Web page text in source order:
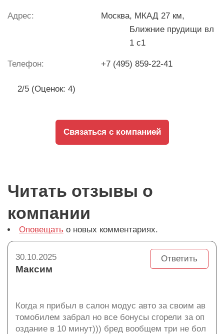
Адрес: Москва, МКАД 27 км,
Ближние прудищи вл
1 с1
Телефон: +7 (495) 859-22-41
2/5 (Оценок: 4)
Связаться с компанией
Читать отзывы о
компании
Оповещать о новых комментариях.
Ответить
30.10.2025
Максим
Когда я прибыл в салон модус авто за своим ав
томобилем забрал но все бонусы сгорели за оп
оздание в 10 минут))) бред вообщем три не бол